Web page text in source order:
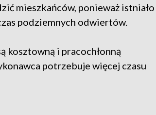
mieszkańców, ponieważ istniało
podziemnych odwiertów.
kosztowną i pracochłonną
potrzebuje więcej czasu